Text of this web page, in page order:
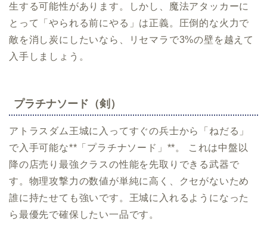
生する可能性があります。しかし、魔法アタッカーに
とって「やられる前にやる」は正義。圧倒的な火力で
敵を消し炭にしたいなら、リセマラで3%の壁を越えて
入手しましょう。
プラチナソード（剣）
アトラスダム王城に入ってすぐの兵士から「ねだる」
で入手可能な**「プラチナソード」**。 これは中盤以
降の店売り最強クラスの性能を先取りできる武器で
す。物理攻撃力の数値が単純に高く、クセがないため
誰に持たせても強いです。王城に入れるようになった
ら最優先で確保したい一品です。